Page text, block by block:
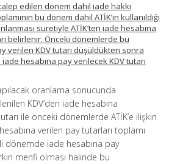
edilen dönem dahil iade hakkı
bu dönem dahil ATİK’in kullanıldığı
suretiyle ATİK’ten iade hesabına
belirlenir. Önceki dönemlerde bu
verilen KDV tutarı düşüldükten sonra
hesabına pay verilecek KDV tutarı
oranlama sonucunda
KDV’den iade hesabına
ile önceki dönemlerde ATİK’e ilişkin
verilen pay tutarları toplamı
dönemde iade hesabına pay
menfi olması halinde bu